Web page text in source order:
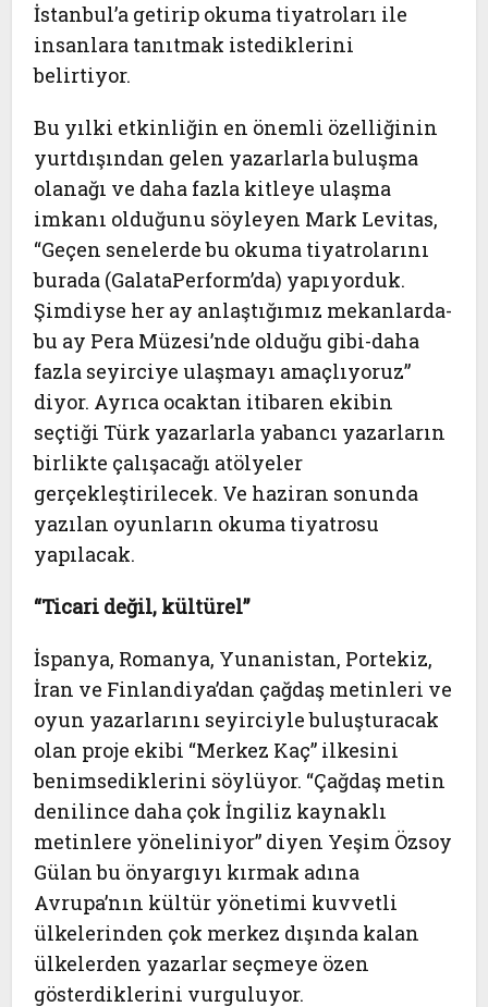
İstanbul’a getirip okuma tiyatroları ile
insanlara tanıtmak istediklerini
belirtiyor.
Bu yılki etkinliğin en önemli özelliğinin
yurtdışından gelen yazarlarla buluşma
olanağı ve daha fazla kitleye ulaşma
imkanı olduğunu söyleyen Mark Levitas,
“Geçen senelerde bu okuma tiyatrolarını
burada (GalataPerform’da) yapıyorduk.
Şimdiyse her ay anlaştığımız mekanlarda-
bu ay Pera Müzesi’nde olduğu gibi-daha
fazla seyirciye ulaşmayı amaçlıyoruz”
diyor. Ayrıca ocaktan itibaren ekibin
seçtiği Türk yazarlarla yabancı yazarların
birlikte çalışacağı atölyeler
gerçekleştirilecek. Ve haziran sonunda
yazılan oyunların okuma tiyatrosu
yapılacak.
“Ticari değil, kültürel”
İspanya, Romanya, Yunanistan, Portekiz,
İran ve Finlandiya’dan çağdaş metinleri ve
oyun yazarlarını seyirciyle buluşturacak
olan proje ekibi “Merkez Kaç” ilkesini
benimsediklerini söylüyor. “Çağdaş metin
denilince daha çok İngiliz kaynaklı
metinlere yöneliniyor” diyen Yeşim Özsoy
Gülan bu önyargıyı kırmak adına
Avrupa’nın kültür yönetimi kuvvetli
ülkelerinden çok merkez dışında kalan
ülkelerden yazarlar seçmeye özen
gösterdiklerini vurguluyor.